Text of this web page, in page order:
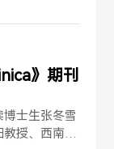
》期刊
士生张冬雪
授、西南财